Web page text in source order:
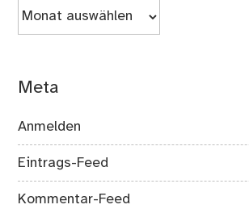
Archiv
Meta
Anmelden
Eintrags-Feed
Kommentar-Feed